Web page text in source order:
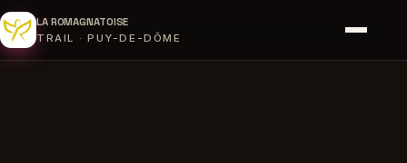
LA ROMAGNATOISE
TRAIL · PUY-DE-DÔME